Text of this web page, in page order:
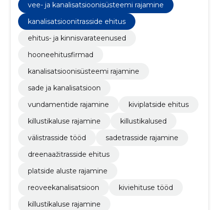
vee- ja kanalisatsioonisüsteemi rajamine
kanalisatsioonitrasside ehitus
ehitus- ja kinnisvarateenused
hooneehitusfirmad
kanalisatsioonisüsteemi rajamine
sade ja kanalisatsioon
vundamentide rajamine
kiviplatside ehitus
killustikaluse rajamine
killustikalused
välistrasside tööd
sadetrasside rajamine
dreenaažitrasside ehitus
platside aluste rajamine
reoveekanalisatsioon
kiviehituse tööd
killustikaluse rajamine